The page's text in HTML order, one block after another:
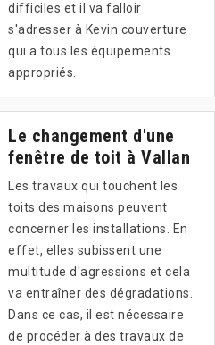
difficiles et il va falloir
s'adresser à Kevin couverture
qui a tous les équipements
appropriés.
Le changement d'une
fenêtre de toit à Vallan
Les travaux qui touchent les
toits des maisons peuvent
concerner les installations. En
effet, elles subissent une
multitude d'agressions et cela
va entraîner des dégradations.
Dans ce cas, il est nécessaire
de procéder à des travaux de